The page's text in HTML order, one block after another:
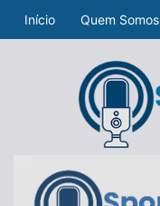
Início Quem Somos